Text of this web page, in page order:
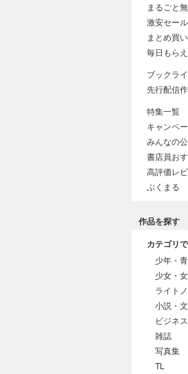
まるごと
激安セール
まとめ買
毎日もら
ブックラ
先行配信
特集一覧
キャンペ
みんなの
書店員お
高評価レ
ぶくまる
作品を探す
カテゴリ
少年・
少女・
ライト
小説・
ビジネ
雑誌
写真集
TL